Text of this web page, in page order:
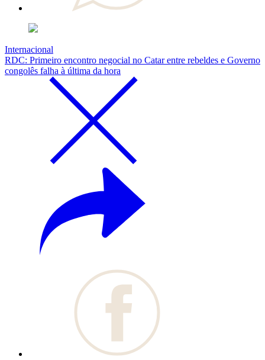
Internacional
RDC: Primeiro encontro negocial no Catar entre rebeldes e Governo
congolês falha à última da hora